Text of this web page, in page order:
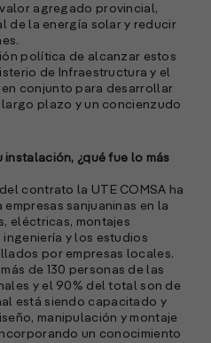
agregado provincial,
de la energía solar y reducir
política de alcanzar estos
de Infraestructura y el
conjunto para desarrollar
plazo y un concienzudo
instalación, ¿qué fue lo más
contrato la UTE COMSA ha
sanjuaninas en la
eléctricas, montajes
y los estudios
por empresas locales.
de 130 personas de las
y el 90% del total son de
está siendo capacitado y
manipulación y montaje
un conocimiento